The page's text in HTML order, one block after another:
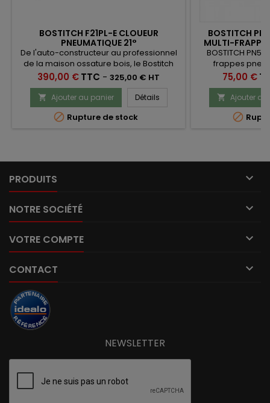
BOSTITCH F21PL-E CLOUEUR
PNEUMATIQUE 21°
De l'auto-constructeur au professionnel
de la maison ossature bois, le Bostitch
F21PL-E est le cloueur pneumatique de
charpente et d'ossature de référence. En
quelques seconde il se transforme en
cloueur d'ancrage avec le nez pour
connecteurs métalliques pour poser vos
Prix
390,00 €TTC - 325,00 € HT
 Ajouter au panier Détails
 Rupture de stock
BOSTITCH
MULTI-
BOSTITCH
frappes
enfoncer
Prix
75,00 €
 Ajouter au

PRODUITS 
NOTRE SOCIÉTÉ 
VOTRE COMPTE 
CONTACT 
NEWSLETTER